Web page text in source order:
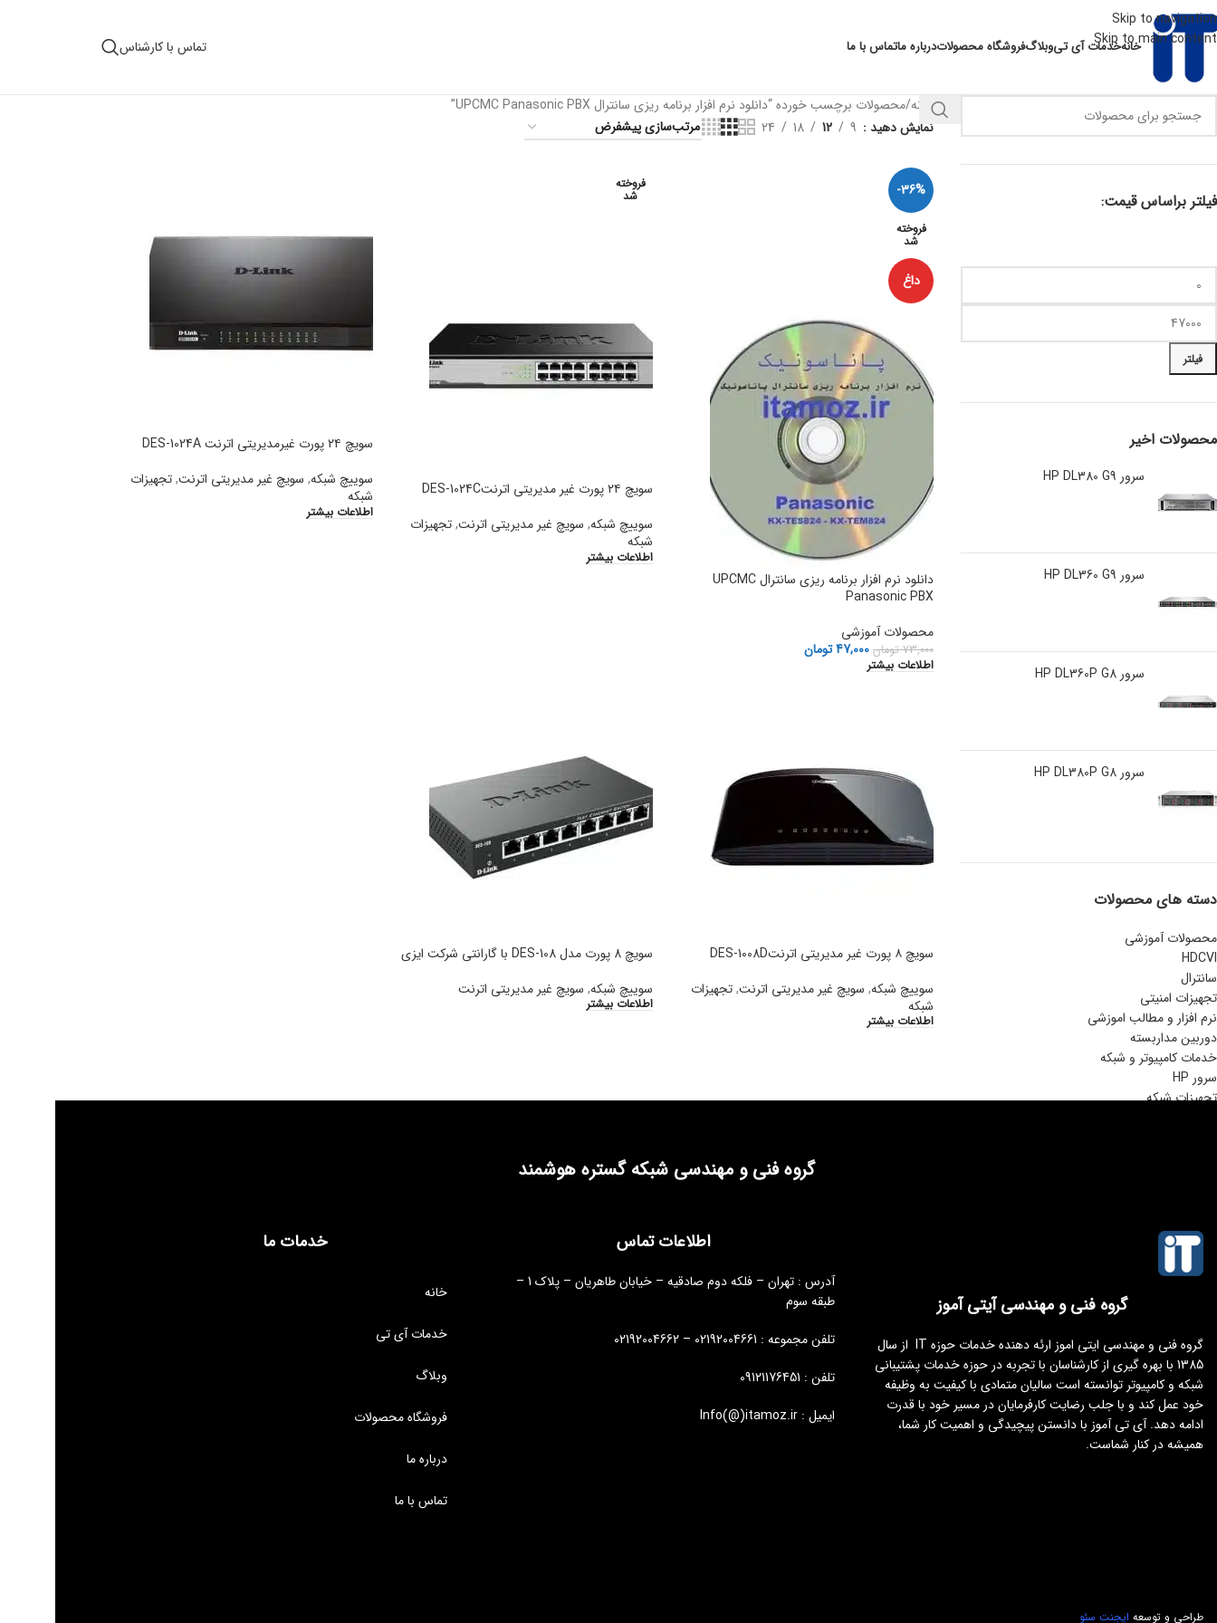
Skip to navigation
Skip to main content
خانهخدمات آی تیوبلاگفروشگاه محصولاتدرباره ماتماس با ما تماس با کارشناس
فیلتر براساس قیمت:
فیلتر
محصولات اخیر
سرور HP DL380 G9
سرور HP DL360 G9
سرور HP DL360P G8
سرور HP DL380P G8
دسته های محصولات
محصولات آموزشی
HDCVI
سانترال
تجهیزات امنیتی
نرم افزار و مطالب اموزشی
دوربین مداربسته
خدمات کامپیوتر و شبکه
سرور HP
تجهیزات شبکه
خانه محصولات برچسب خورده “دانلود نرم افزار برنامه ریزی سانترال UPCMC Panasonic PBX”
نمایش دهید
9
12
18
24
-36%
فروخته
شد
داغ
دانلود نرم افزار برنامه ریزی سانترال UPCMC
Panasonic PBX
محصولات آموزشی
73,000 تومان 47,000تومان
اطلاعات بیشتر
فروخته
شد
سویچ ۲۴ پورت غیر مدیریتی اترنتDES-1024C
سوییچ شبکه, سویچ غیر مدیریتی اترنت,تجهیزات
شبکه
اطلاعات بیشتر
سویچ ۲۴ پورت غیرمدیریتی اترنت DES-1024A
سوییچ شبکه, سویچ غیر مدیریتی اترنت,تجهیزات
شبکه
اطلاعات بیشتر
سویچ ۸ پورت غیر مدیریتی اترنتDES-1008D
سوییچ شبکه, سویچ غیر مدیریتی اترنت,تجهیزات
شبکه
اطلاعات بیشتر
سویچ 8 پورت مدل DES-108 با گارانتی شرکت ایزی
سوییچ شبکه, سویچ غیر مدیریتی اترنت
اطلاعات بیشتر
گروه فنی و مهندسی شبکه گستره هوشمند
گروه فنی و مهندسی آیتی آموز
گروه فنی و مهندسی ایتی اموز ارئه دهنده خدمات حوزه IT از سال
1385 با بهره گیری از کارشناسان با تجربه در حوزه خدمات پشتیبانی
شبکه و کامپیوتر توانسته است سالیان متمادی با کیفیت به وظیفه
خود عمل کند و با جلب رضایت کارفرمایان در مسیر خود با قدرت
ادامه دهد. آی تی آموز با دانستن پیچیدگی و اهمیت کار شما،
همیشه در کنار شماست.
اطلاعات تماس
آدرس : تهران – فلکه دوم صادقیه – خیابان طاهریان – پلاک 1 –
طبقه سوم
تلفن مجموعه : 02192004661 – 02192004662
تلفن : 09121176451
ایمیل : Info(@)itamoz.ir
خدمات ما
خانه
خدمات آی تی
وبلاگ
فروشگاه محصولات
درباره ما
تماس با ما
طراحی و توسعه ایجنت سئو